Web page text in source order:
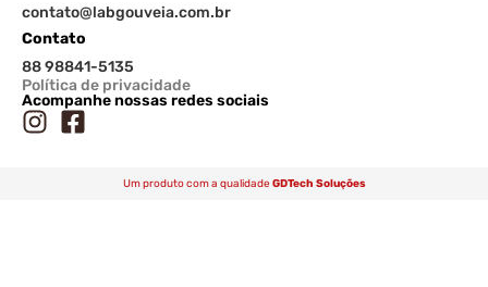
contato@labgouveia.com.br
Contato
88 98841-5135
Política de privacidade
Acompanhe nossas redes sociais
Um produto com a qualidade GDTech Soluções